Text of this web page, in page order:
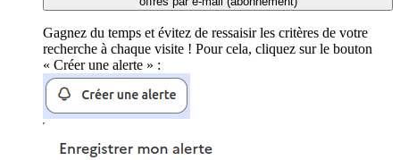
Gagnez du temps et évitez de ressaisir les critères de votre
recherche à chaque visite ! Pour cela, cliquez sur le bouton
« Créer une alerte » :